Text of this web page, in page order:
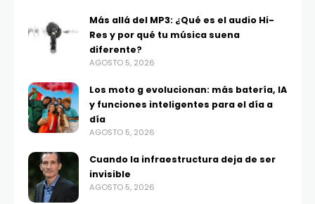
Más allá del MP3: ¿Qué es el audio Hi-
Res y por qué tu música suena
diferente?
AGOSTO 5, 2026
Los moto g evolucionan: más batería, IA
y funciones inteligentes para el día a
día
AGOSTO 5, 2026
Cuando la infraestructura deja de ser
invisible
AGOSTO 5, 2026